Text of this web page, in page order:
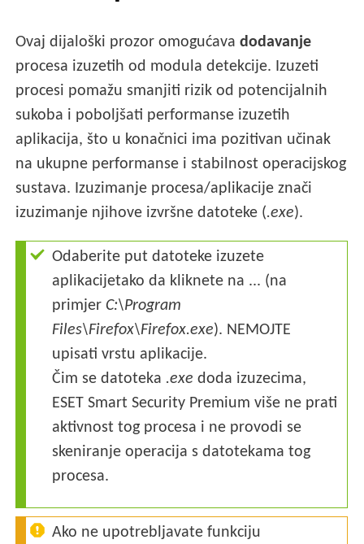
Ovaj dijaloški prozor omogućavadodavanje
procesa izuzetih od modula detekcije. Izuzeti
procesi pomažu smanjiti rizik od potencijalnih
sukoba i poboljšati performanse izuzetih
aplikacija, što u konačnici ima pozitivan učinak
na ukupne performanse i stabilnost operacijskog
sustava. Izuzimanje procesa/aplikacije znači
izuzimanje njihove izvršne datoteke (.exe).
Odaberite put datoteke izuzete
aplikacijetako da kliknete na ... (na
primjerC:\Program
Files\Firefox\Firefox.exe). NEMOJTE
upisati vrstu aplikacije.
Čim se datoteka .exe doda izuzecima,
ESET Smart Security Premium više ne prati
aktivnost tog procesa i ne provodi se
skeniranje operacija s datotekama tog
procesa.
Ako ne upotrebljavate funkciju